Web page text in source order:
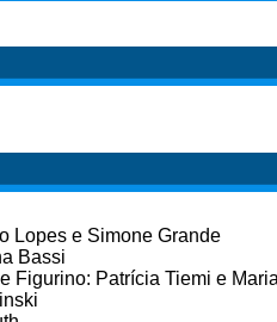
Lopes e Simone Grande
Bassi
Figurino: Patrícia Tiemi e